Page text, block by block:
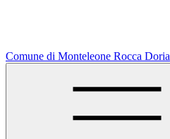
Comune di Monteleone Rocca Doria